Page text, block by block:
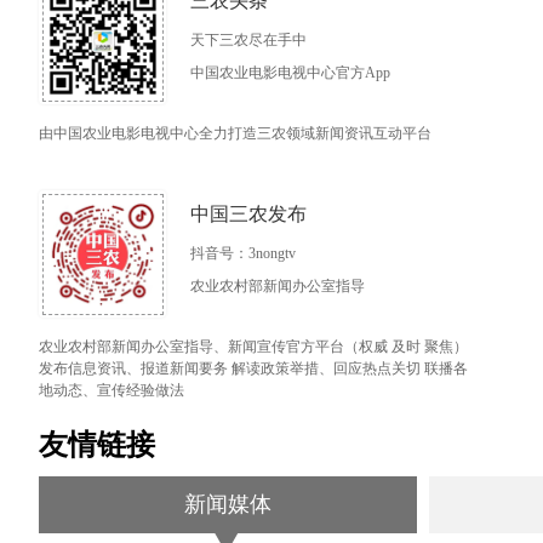
天下三农尽在手中
中国农业电影电视中心官方App
由中国农业电影电视中心全力打造三农领域新闻资讯互动平台
中国三农发布
抖音号：3nongtv
农业农村部新闻办公室指导
农业农村部新闻办公室指导、新闻宣传官方平台（权威 及时 聚焦）
发布信息资讯、报道新闻要务 解读政策举措、回应热点关切 联播各
地动态、宣传经验做法
友情链接
新闻媒体